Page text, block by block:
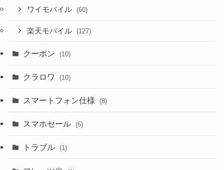
ワイモバイル (60)
楽天モバイル (127)
クーポン (10)
クラロワ (10)
スマートフォン仕様 (8)
スマホセール (6)
トラブル (1)